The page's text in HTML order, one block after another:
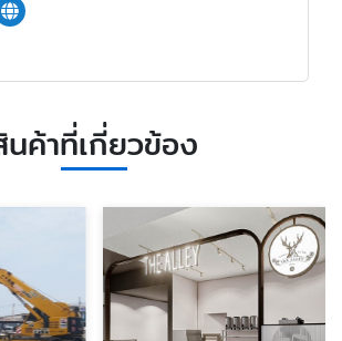
ค้าที่เกี่ยวข้อง